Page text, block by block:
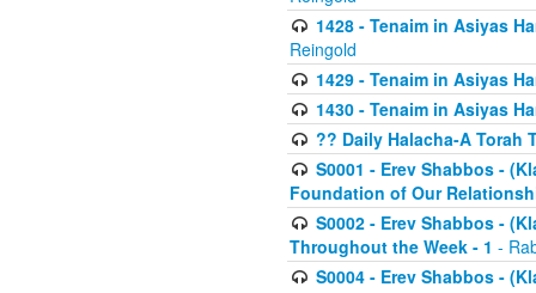
1428 - Tenaim in Asiyas
Reingold
1429 - Tenaim in Asiyas
1430 - Tenaim in Asiyas
?? Daily Halacha-A Torah
S0001 - Erev Shabbos -
Foundation of Our
S0002 - Erev Shabbos -
Throughout the Week - 1 -
S0004 - Erev Shabbos -